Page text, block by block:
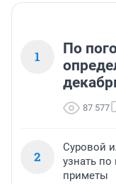
1
По
87 577
2
Суровой
узнать
приметы